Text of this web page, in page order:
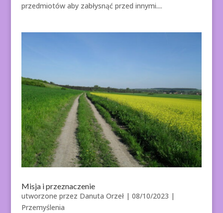
przedmiotów aby zabłysnąć przed innymi....
Misja i przeznaczenie
utworzone przez Danuta Orzeł| 08/10/2023 |
Przemyślenia